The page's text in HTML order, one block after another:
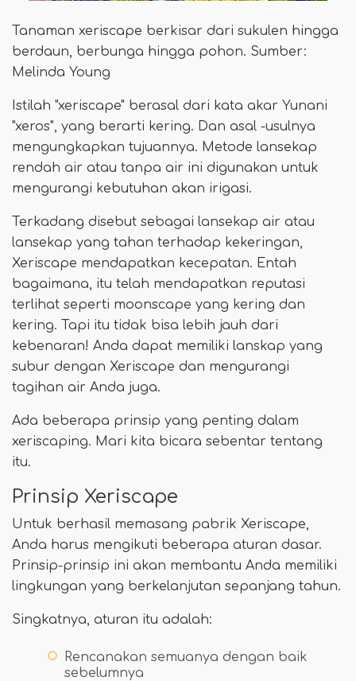
Tanaman xeriscape berkisar dari sukulen hingga
berdaun, berbunga hingga pohon. Sumber:
Melinda Young
Istilah "xeriscape" berasal dari kata akar Yunani
"xeros", yang berarti kering. Dan asal -usulnya
mengungkapkan tujuannya. Metode lansekap
rendah air atau tanpa air ini digunakan untuk
mengurangi kebutuhan akan irigasi.
Terkadang disebut sebagai lansekap air atau
lansekap yang tahan terhadap kekeringan,
Xeriscape mendapatkan kecepatan. Entah
bagaimana, itu telah mendapatkan reputasi
terlihat seperti moonscape yang kering dan
kering. Tapi itu tidak bisa lebih jauh dari
kebenaran! Anda dapat memiliki lanskap yang
subur dengan Xeriscape dan mengurangi
tagihan air Anda juga.
Ada beberapa prinsip yang penting dalam
xeriscaping. Mari kita bicara sebentar tentang
itu.
Prinsip Xeriscape
Untuk berhasil memasang pabrik Xeriscape,
Anda harus mengikuti beberapa aturan dasar.
Prinsip-prinsip ini akan membantu Anda memiliki
lingkungan yang berkelanjutan sepanjang tahun.
Singkatnya, aturan itu adalah:
Rencanakan semuanya dengan baik
sebelumnya